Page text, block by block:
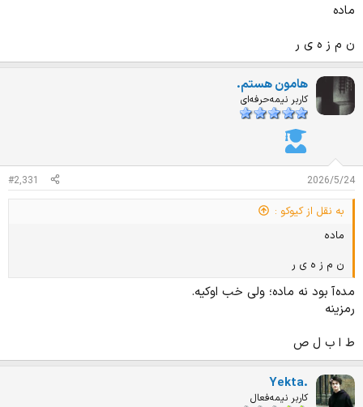
ماده
ن م ز ه ی ر
هامون هستم.
کاربر نیمه‌حرفه‌ای
2026/5/24
#2,331
به نقل از کیوکو :
ماده
ن م ز ه ی ر
مده‌آ بود نه ماده؛ ولی خب اوکیه.
رمزینه
ط ا ب ل ص
Yekta.
کاربر نیمه‌فعال